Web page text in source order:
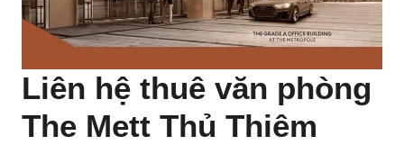
Liên hệ thuê văn phòng
The Mett Thủ Thiêm